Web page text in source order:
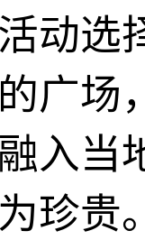
动选
广场
入当
珍贵